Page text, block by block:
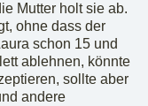
Mutter holt sie ab.
ohne dass der
schon 15 und
ablehnen, könnte
sollte aber
andere